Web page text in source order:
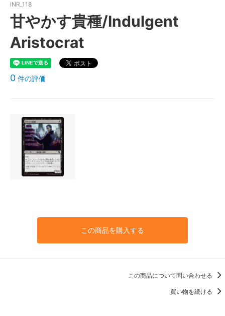
INR_118
甘やかす貴種/Indulgent
Aristocrat
0 件の評価
この商品を購入する
この商品について問い合わせる
買い物を続ける